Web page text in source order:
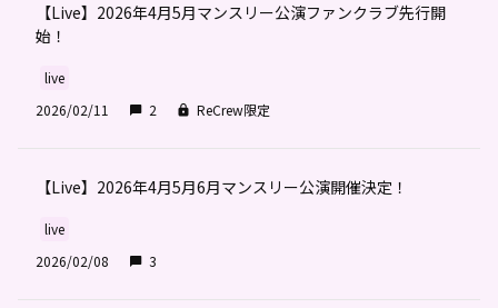
【Live】2026年4月5月マンスリー公演ファンクラブ先行開
始！
live
2026/02/11
2 ReCrew限定
【Live】2026年4月5月6月マンスリー公演開催決定！
live
2026/02/08
3